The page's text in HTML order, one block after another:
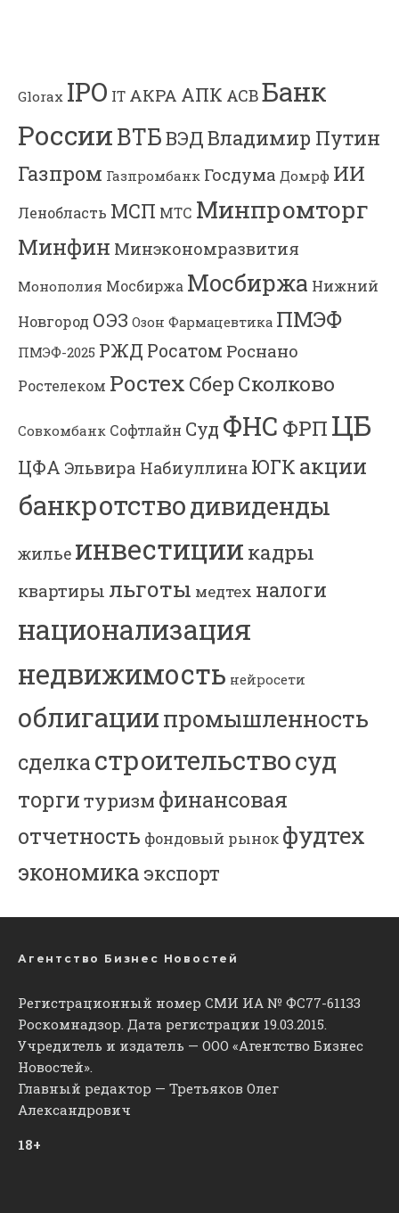
Glorax IPO IT АКРА АПК АСВБанк
РоссииВТБВЭДВладимир Путин
Газпром Газпромбанк Госдума Домрф ИИ
Ленобласть МСП МТС Минпромторг
Минфин Минэкономразвития
Монополия Мосбиржа Мосбиржа Нижний
Новгород ОЭЗ Озон Фармацевтика ПМЭФ
ПМЭФ-2025 РЖД Росатом Роснано
Ростелеком Ростех Сбер Сколково
Совкомбанк Софтлайн Суд ФНС ФРП ЦБ
ЦФА Эльвира Набиуллина ЮГК акции
банкротстводивиденды
жилье инвестиции кадры
квартиры льготы медтех налоги
национализация
недвижимость нейросети
облигациипромышленность
сделкастроительствосуд
торгитуризм финансовая
отчетность фондовый рынок фудтех
экономика экспорт
Агентство Бизнес Новостей
Регистрационный номер СМИ ИА № ФС77-61133
Роскомнадзор. Дата регистрации 19.03.2015.
Учредитель и издатель — ООО «Агентство Бизнес
Новостей».
Главный редактор — Третьяков Олег
Александрович
18+